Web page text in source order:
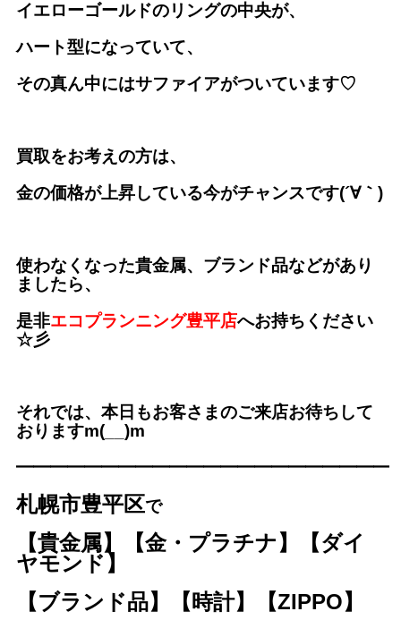
イエローゴールドのリングの中央が、
ハート型になっていて、
その真ん中にはサファイアがついています♡
買取をお考えの方は、
金の価格が上昇している今がチャンスです(´∀｀)
使わなくなった貴金属、ブランド品などがあり
ましたら、
是非エコプランニング豊平店へお持ちください
☆彡
それでは、本日もお客さまのご来店お待ちして
おりますm(__)m
━━━━━━━━━━━━━
札幌市豊平区で
【貴金属】【金・プラチナ】【ダイ
ヤモンド】
【ブランド品】【時計】【ZIPPO】